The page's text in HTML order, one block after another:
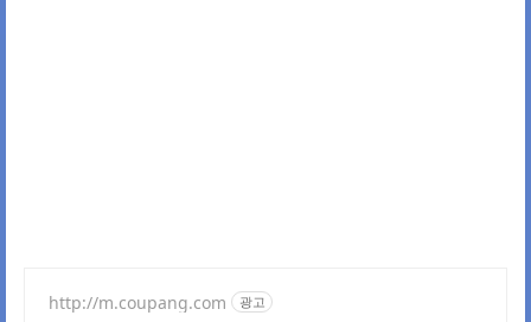
http://m.coupang.com 광고